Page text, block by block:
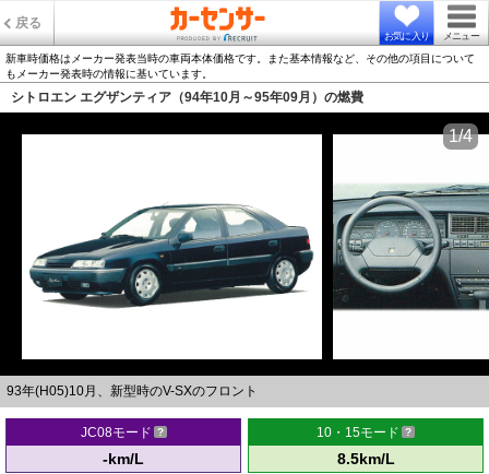
戻る
お気に入り メニュー
新車時価格はメーカー発表当時の車両本体価格です。また基本情報など、その他の項目について
もメーカー発表時の情報に基いています。
シトロエン エグザンティア（94年10月～95年09月）の燃費
93年(H05)10月、新型時のV-SXのフロント
1/4
JC08モード
-km/L
10・15モード
8.5km/L